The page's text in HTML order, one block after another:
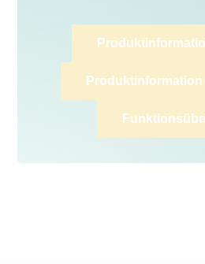
Produktinformation